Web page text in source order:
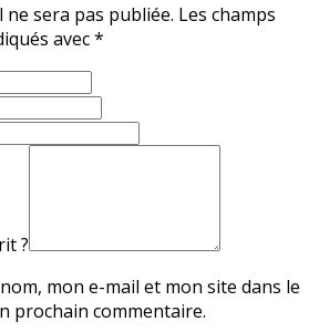
sera pas publiée. Les champs
avec*
?
mon e-mail et mon site dans le
prochain commentaire.